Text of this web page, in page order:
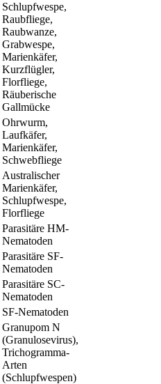
Schlupfwespe,
Raubfliege,
Raubwanze,
Grabwespe,
Marienkäfer,
Kurzflügler,
Florfliege,
Räuberische
Gallmücke
Ohrwurm,
Laufkäfer,
Marienkäfer,
Schwebfliege
Australischer
Marienkäfer,
Schlupfwespe,
Florfliege
Parasitäre HM-
Nematoden
Parasitäre SF-
Nematoden
Parasitäre SC-
Nematoden
SF-Nematoden
Granupom N
(Granulosevirus),
Trichogramma-
Arten
(Schlupfwespen)